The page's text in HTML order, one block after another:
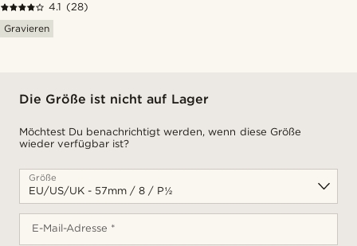
4.1 (28)
Gravieren
Die Größe ist nicht auf Lager
Möchtest Du benachrichtigt werden, wenn diese Größe
wieder verfügbar ist?
Größe
E-Mail-Adresse *